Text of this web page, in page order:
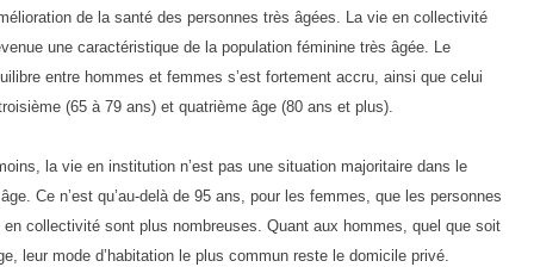
de la santé des personnes très âgées. La vie en collectivité
une caractéristique de la population féminine très âgée. Le
entre hommes et femmes s’est fortement accru, ainsi que celui
(65 à 79 ans) et quatrième âge (80 ans et plus).
la vie en institution n’est pas une situation majoritaire dans le
Ce n’est qu’au-delà de 95 ans, pour les femmes, que les personnes
en collectivité sont plus nombreuses. Quant aux hommes, quel que soit
leur mode d’habitation le plus commun reste le domicile privé.